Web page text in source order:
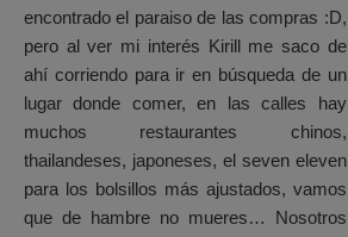
encontrado el paraiso de las compras :D,
pero al ver mi interés Kirill me saco de
ahí corriendo para ir en búsqueda de un
lugar donde comer, en las calles hay
muchos restaurantes chinos,
thailandeses, japoneses, el seven eleven
para los bolsillos más ajustados, vamos
que de hambre no mueres… Nosotros